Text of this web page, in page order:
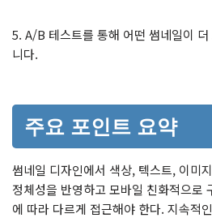
5. A/B 테스트를 통해 어떤 썸네일이
니다.
주요 포인트 요약
썸네일 디자인에서 색상, 텍스트, 이미
정체성을 반영하고 모바일 친화적으로
에 따라 다르게 접근해야 한다. 지속적